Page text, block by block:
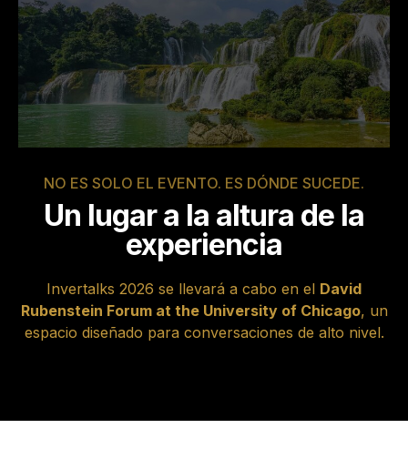
NO ES SOLO EL EVENTO. ES DÓNDE SUCEDE.
Un lugar a la altura de la
experiencia
Invertalks 2026 se llevará a cabo en el David
Rubenstein Forum at the University of Chicago, un
espacio diseñado para conversaciones de alto nivel.